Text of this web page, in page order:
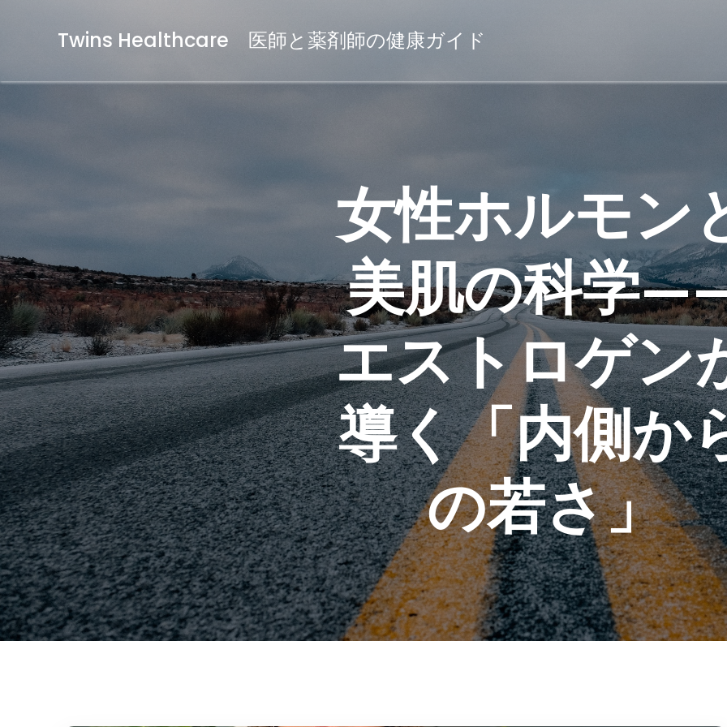
Twins Healthcare 医師と薬剤師の健康ガイド
女性ホルモン
美肌の科学
エストロゲン
導く「内側か
の若さ」